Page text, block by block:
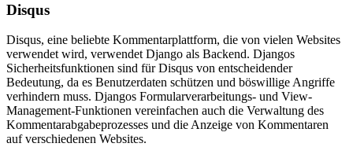
Disqus
Disqus, eine beliebte Kommentarplattform, die von vielen Websites
verwendet wird, verwendet Django als Backend. Djangos
Sicherheitsfunktionen sind für Disqus von entscheidender
Bedeutung, da es Benutzerdaten schützen und böswillige Angriffe
verhindern muss. Djangos Formularverarbeitungs- und View-
Management-Funktionen vereinfachen auch die Verwaltung des
Kommentarabgabeprozesses und die Anzeige von Kommentaren
auf verschiedenen Websites.